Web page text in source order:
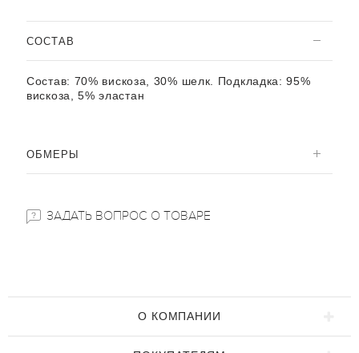
CОСТАВ
Состав: 70% вискоза, 30% шелк. Подкладка: 95%
вискоза, 5% эластан
ОБМЕРЫ
ЗАДАТЬ ВОПРОС О ТОВАРЕ
О КОМПАНИИ